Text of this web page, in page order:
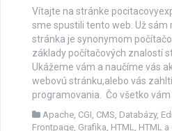
Vítajte na stránke
sme spustili tento web. Už sám
stránka je synonymom
základy počítačových znalostí
Ukážeme vám a naučíme vás
webovú stránku,alebo vás
programovania. Čo všetko
Apache CGI CMS Databázy,
Frontpage Grafika HTML HTML a